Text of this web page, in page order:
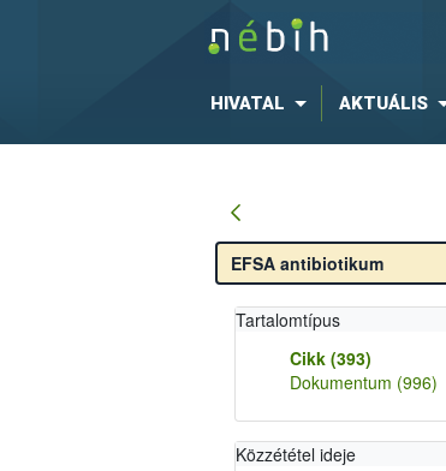
HIVATAL AKTUÁLIS
Tartalomtípus
Cikk (393)
Dokumentum (996)
Közzététel ideje